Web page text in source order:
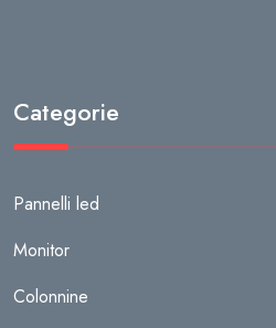
Categorie
Pannelli led
Monitor
Colonnine